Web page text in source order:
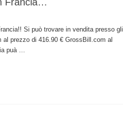
Si può trovare in vendita presso gli
al prezzo di 416.90 € GrossBill.com al
puà …